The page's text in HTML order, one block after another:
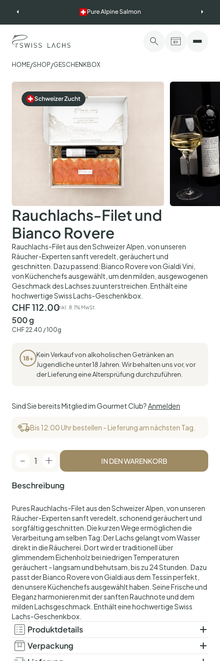
Pure Alpine Salmon
HOME/SHOP/GESCHENKBOX
Schweizer Zucht
Rauchlachs-Filet und
Bianco Rovere
Rauchlachs-Filet aus den Schweizer Alpen, von unseren
Räucher-Experten sanft veredelt, geräuchert und
geschnitten. Dazu passend: Bianco Rovere von Gialdi Vini,
von Küchenchefs ausgewählt, um den milden, ausgewogenen
Geschmack des Lachses zu unterstreichen. Enthält eine
hochwertige Swiss Lachs-Geschenkbox.
CHF112.00inkl. 8.1% MwSt.
500 g
CHF22.40 / 100g
18+ Kein Verkauf von alkoholischen Getränken an
Jugendliche unter 18 Jahren. Wir behalten uns vor, vor
der Lieferung eine Altersprüfung durchzuführen.
Sind Sie bereits Mitglied im Gourmet Club?Anmelden
Bis 12:00 Uhr bestellen - Lieferung am nächsten Tag.
1 IN DEN WARENKORB
Beschreibung
Pures Rauchlachs-Filet aus den Schweizer Alpen, von unseren
Räucher-Experten sanft veredelt, schonend geräuchert und
sorgfältig geschnitten. Die kurzen Wege ermöglichen die
Verarbeitung am selben Tag: Der Lachs gelangt vom Wasser
direkt in die Räucherei. Dort wird er traditionell über
glimmendem Eichenholz bei niedrigen Temperaturen
geräuchert - langsam und behutsam, bis zu 24 Stunden. Dazu
passt der Bianco Rovere von Gialdi aus dem Tessin perfekt,
den unsere Küchenchefs ausgewählt haben. Seine Frische und
Eleganz harmonieren mit der sanften Rauchnote und dem
milden Lachsgeschmack. Enthält eine hochwertige Swiss
Lachs-Geschenkbox.
Produktdetails
Zutaten:
Kalt geräucherter Schweizer Lachs (Salmo
salar), Speisesalz. Bianco Rovere (Gialdi
Verpackung
Vakuumverpackt. Enthält eine hochwertige Swiss Lachs-